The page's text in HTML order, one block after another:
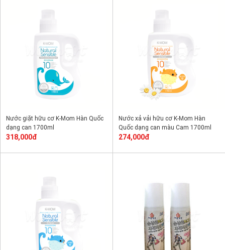
Nước giặt hữu cơ K-Mom Hàn Quốc
dạng can 1700ml
318,000đ
Nước xả vải hữu cơ K-Mom Hàn
Quốc dạng can màu Cam 1700ml
274,000đ